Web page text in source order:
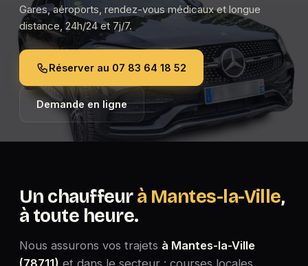
Gares, aéroports, rendez-vous médicaux et longue
distance, 24h/24 et 7j/7.
Réserver au 07 83 64 18 52
Demande en ligne
Un chauffeurà Mantes-la-Ville,
à toute heure.
Nous assurons vos trajets à Mantes-la-Ville
(78711) et dans le secteur : courses locales,